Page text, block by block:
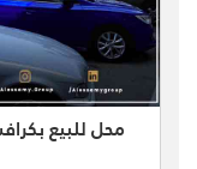
للبيع
محل للبيع